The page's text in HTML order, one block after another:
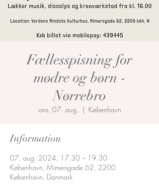
Fællesspisning for
mødre og børn -
Nørrebro
ons. 07. aug.
  |
København
Information
07. aug. 2024, 17.30 – 19.30
København, Mimersgade 62, 2200
København, Danmark